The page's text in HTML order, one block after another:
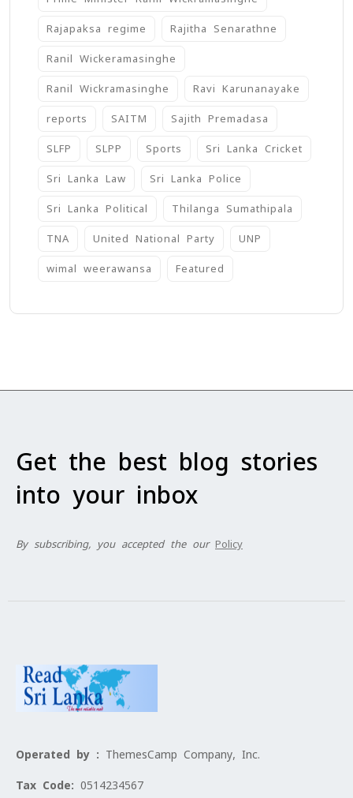
Rajapaksa regime Rajitha Senarathne
Ranil Wickeramasinghe
Ranil Wickramasinghe Ravi Karunanayake
reports SAITM Sajith Premadasa
SLFP SLPP Sports Sri Lanka Cricket
Sri Lanka Law Sri Lanka Police
Sri Lanka Political Thilanga Sumathipala
TNA United National Party UNP
wimal weerawansa ‍Featured
Get the best blog stories
into your inbox
By subscribing, you accepted the our Policy
Operated by : ThemesCamp Company, Inc.
Tax Code: 0514234567